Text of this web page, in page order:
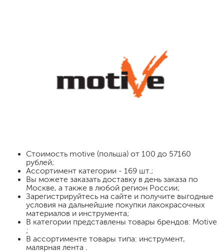
Стоимость motive (польша) от 100 до 57160
рублей;
Ассортимент категории - 169 шт.;
Вы можете заказать доставку в день заказа по
Москве, а также в любой регион России;
Зарегистрируйтесь на сайте и получите выгодные
условия на дальнейшие покупки лакокрасочных
материалов и инструмента;
В категории представлены товары брендов: Motive
;
В ассортименте товары типа: инструмент,
малярная лента .